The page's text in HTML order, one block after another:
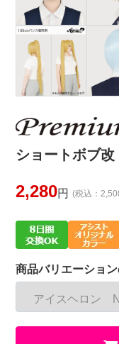
ショートボブ
2,280円 (税込：
商品バリエーショ